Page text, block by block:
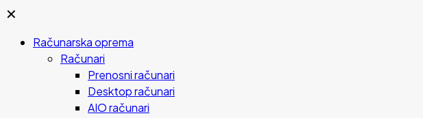
✕
Računarska oprema
Računari
Prenosni računari
Desktop računari
AIO računari